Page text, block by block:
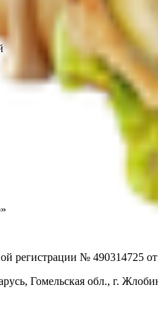
регистрации № 490314725
Гомельская обл., г.